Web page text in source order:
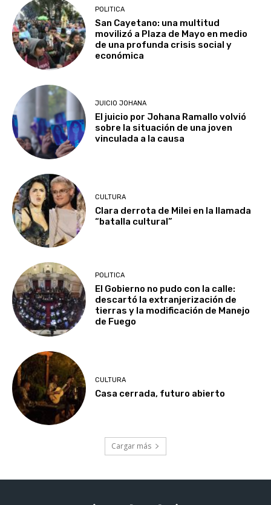
POLITICA
San Cayetano: una multitud
movilizó a Plaza de Mayo en medio
de una profunda crisis social y
económica
JUICIO JOHANA
El juicio por Johana Ramallo volvió
sobre la situación de una joven
vinculada a la causa
CULTURA
Clara derrota de Milei en la llamada
“batalla cultural”
POLITICA
El Gobierno no pudo con la calle:
descartó la extranjerización de
tierras y la modificación de Manejo
de Fuego
CULTURA
Casa cerrada, futuro abierto
Cargar más